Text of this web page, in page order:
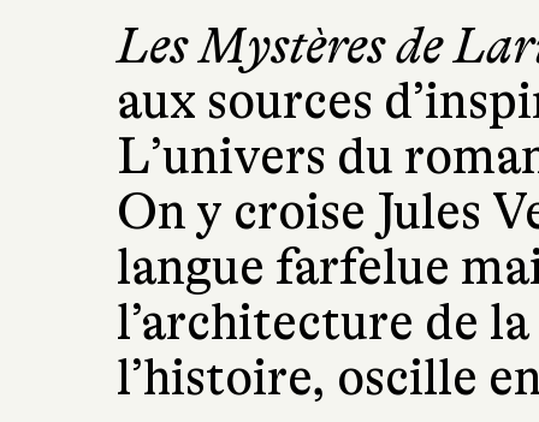
Les Mystères de
aux sources
L’univers du
On y croise Jules
langue farfelue
l’architecture de
l’histoire, oscille